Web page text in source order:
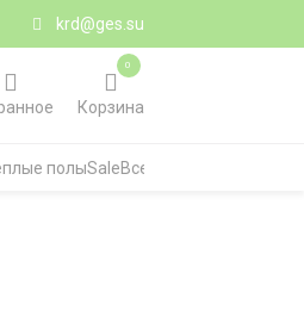
krd@ges.su
Корзина
0
полыSaleВсе категории